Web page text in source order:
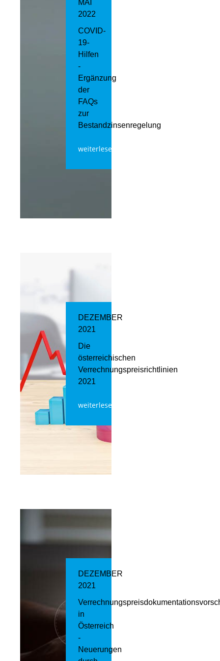
MAI
2022
COVID-
19-
Hilfen
-
Ergänzung
der
FAQs
zur
Bestandzinsenregelung
weiterlesen
DEZEMBER
2021
Die
österreichischen
Verrechnungspreisrichtlinien
2021
weiterlesen
DEZEMBER
2021
in
Österreich
-
Neuerungen